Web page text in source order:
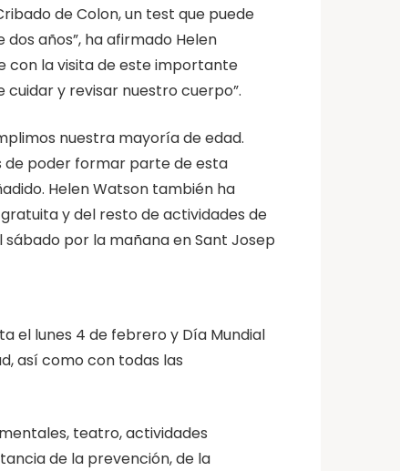
de Colon, un test que puede
años”, ha afirmado Helen
con la visita de este importante
y revisar nuestro cuerpo”.
nuestra mayoría de edad.
de poder formar parte de esta
Helen Watson también ha
y del resto de actividades de
por la mañana en Sant Josep
el lunes 4 de febrero y Día Mundial
así como con todas las
teatro, actividades
de la prevención, de la